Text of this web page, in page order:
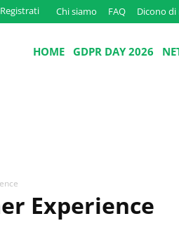
Chi siamo FAQ Dicono di
HOME GDPR DAY 2026
Experience